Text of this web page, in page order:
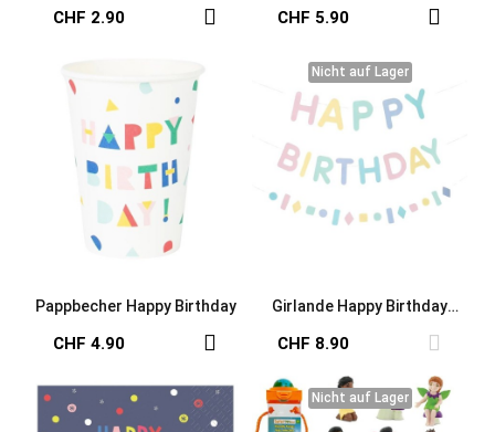
CHF 2.90 CHF 5.90
Pappbecher Happy Birthday
CHF 4.90
Nicht auf Lager
Nicht auf Lager
Girlande Happy Birthday
CHF 8.90
Nicht auf Lager
Nicht auf Lager